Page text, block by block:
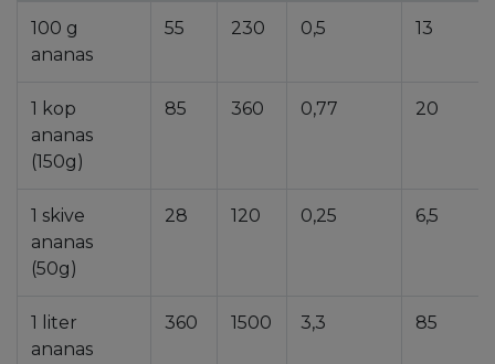
100 g
ananas
55 230 0,5 13
1 kop
ananas
(150g)
85 360 0,77 20
1 skive
ananas
(50g)
28 120 0,25 6,5
1 liter
ananas
360 1500 3,3 85